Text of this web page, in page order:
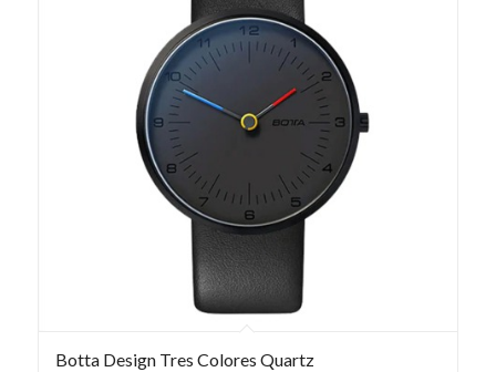
Botta Design Tres Colores Quartz